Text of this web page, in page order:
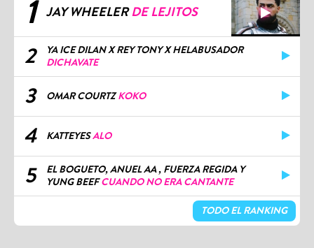
1 JAY WHEELERDE LEJITOS
2
YA ICE DILAN X REY TONY X HELABUSADOR
DICHAVATE
3 OMAR COURTZKOKO
4 KATTEYESALO
5
EL BOGUETO, ANUEL AA , FUERZA REGIDA Y
YUNG BEEFCUANDO NO ERA CANTANTE
TODO EL RANKING